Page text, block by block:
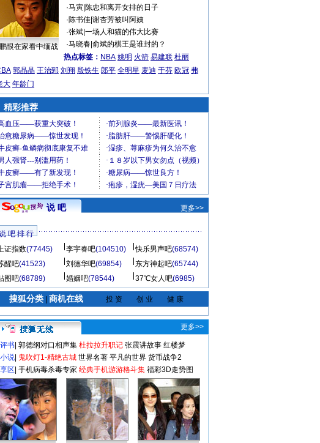
恨在家看中缅战
·马寅| 陈忠和离开女排的日子
·陈书佳| 谢杏芳被叫阿姨
·张斌| 一场人和猫的伟大比赛
·马晓春| 俞斌的棋王是谁封的？
热点标签： NBA 姚明 火箭 易建联 杜丽
郭晶晶 王治郅 刘翔 殷铁生 郎平 全明星 麦迪 于芬 欧冠 弗
大 年龄门
精彩推荐
说 吧 更多>>
吧 排 行
证指数(77445) 李宇春吧(104510) 快乐男声吧(68574)
醒吧(41523) 刘德华吧(69854) 东方神起吧(65744)
图吧(68789) 婚姻吧(78544) 37℃女人吧(6985)
搜狐分类| 商机在线 投 资 创 业 健 康
更多>>
书 郭德纲对口相声集 杜拉拉升职记 张震讲故事 红楼梦
说 鬼吹灯1-精绝古城 世界名著 平凡的世界 货币战争2
区 手机病毒杀毒专家 经典手机游游格斗集 福彩3D走势图